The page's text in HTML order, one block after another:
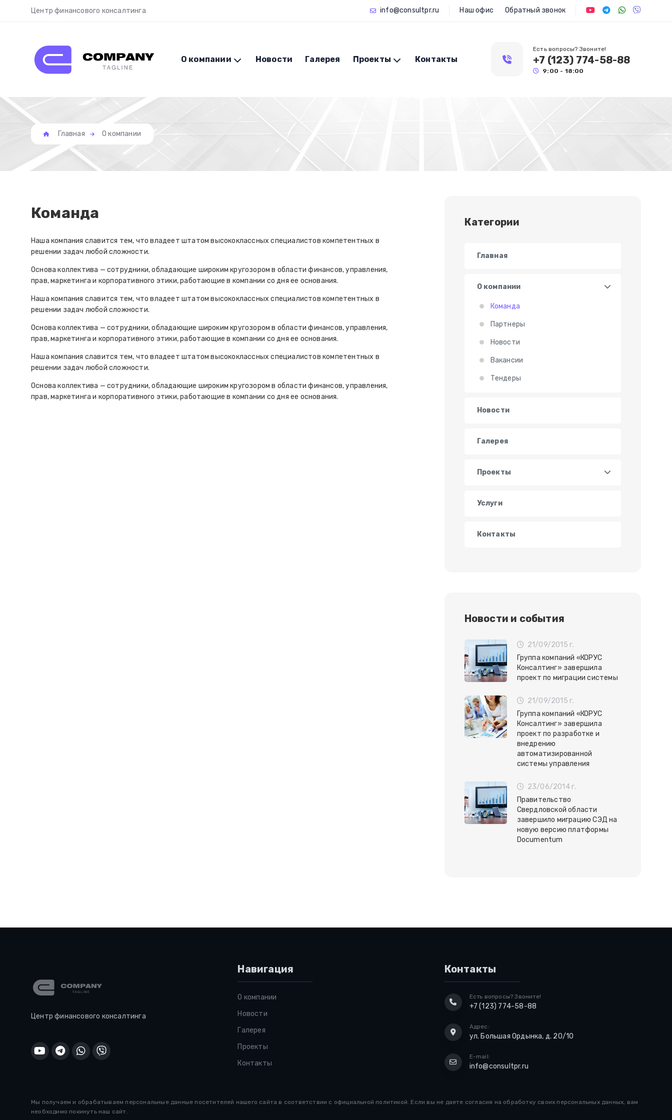
Центр финансового консалтинга info@consultpr.ru Наш офис Обратный звонок
О компании Новости Галерея Проекты Контакты
Есть вопросы? Звоните!
+7 (123) 774-58-88
9:00 - 18:00
Главная О компании
Команда
Наша компания славится тем, что владеет штатом высококлассных специалистов компетентных в
решении задач любой сложности.
Основа коллектива — сотрудники, обладающие широким кругозором в области финансов, управления,
прав, маркетинга и корпоративного этики, работающие в компании со дня ее основания.
Наша компания славится тем, что владеет штатом высококлассных специалистов компетентных в
решении задач любой сложности.
Основа коллектива — сотрудники, обладающие широким кругозором в области финансов, управления,
прав, маркетинга и корпоративного этики, работающие в компании со дня ее основания.
Наша компания славится тем, что владеет штатом высококлассных специалистов компетентных в
решении задач любой сложности.
Основа коллектива — сотрудники, обладающие широким кругозором в области финансов, управления,
прав, маркетинга и корпоративного этики, работающие в компании со дня ее основания.
Категории
Главная
О компании
Команда
Партнеры
Новости
Вакансии
Тендеры
Новости
Галерея
Проекты
Услуги
Контакты
Новости и события
21/09/2015 г.
Группа компаний «КОРУС
Консалтинг» завершила
проект по миграции системы
21/09/2015 г.
Группа компаний «КОРУС
Консалтинг» завершила
проект по разработке и
внедрению
автоматизированной
системы управления
23/06/2014 г.
Правительство
Свердловской области
завершило миграцию СЭД на
новую версию платформы
Documentum
Центр финансового консалтинга
Навигация
О компании
Новости
Галерея
Проекты
Контакты
Контакты
Есть вопросы? Звоните!
+7 (123) 774-58-88
Адрес:
ул. Большая Ордынка, д. 20/10
E-mail:
info@consultpr.ru
Мы получаем и обрабатываем персональные данные посетителей нашего сайта в соответствии с официальной политикой. Если вы не даете согласия на обработку своих персональных данных, вам
необходимо покинуть наш сайт.